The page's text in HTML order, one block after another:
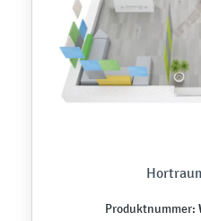
Produktnummer: